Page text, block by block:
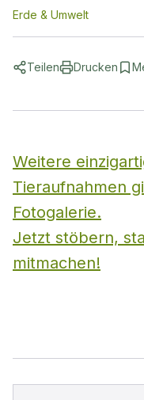
Erde & Umwelt
Teilen Drucken
Weitere
Tieraufnahmen
Fotogalerie.
Jetzt stöbern,
mitmachen!